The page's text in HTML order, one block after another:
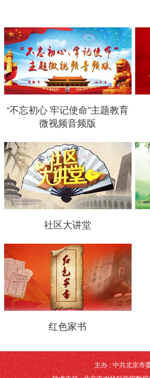
“不忘初心 牢记使命”主题教育
微视频音频版
社区大讲堂
红色家书
主办 : 中共北京市